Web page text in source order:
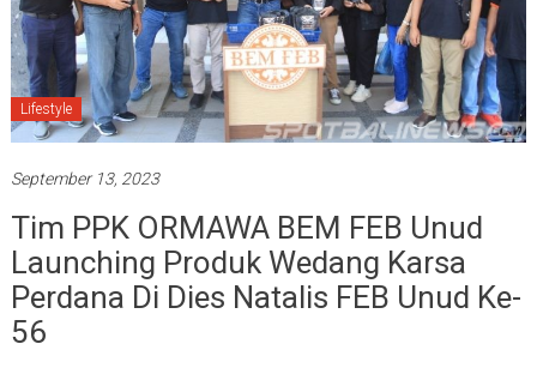
Lifestyle
September 13, 2023
Tim PPK ORMAWA BEM FEB Unud
Launching Produk Wedang Karsa
Perdana Di Dies Natalis FEB Unud Ke-
56